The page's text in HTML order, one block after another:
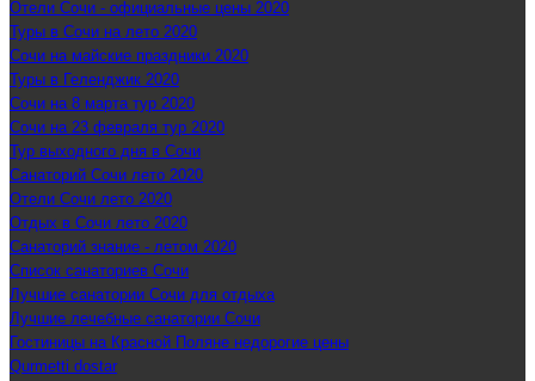
Отели Сочи - официальные цены 2020
Туры в Сочи на лето 2020
Сочи на майские праздники 2020
Туры в Геленджик 2020
Сочи на 8 марта тур 2020
Сочи на 23 февраля тур 2020
Тур выходного дня в Сочи
Санаторий Сочи лето 2020
Отели Сочи лето 2020
Отдых в Сочи лето 2020
Санаторий знание - летом 2020
Список санаториев Сочи
Лучшие санатории Сочи для отдыха
Лучшие лечебные санатории Сочи
Гостиницы на Красной Поляне недорогие цены
Qurmetti dostar